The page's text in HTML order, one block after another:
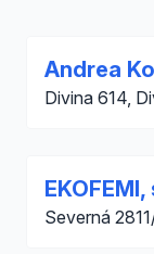
Andrea
Divina 614,
EKOFEMI,
Severná